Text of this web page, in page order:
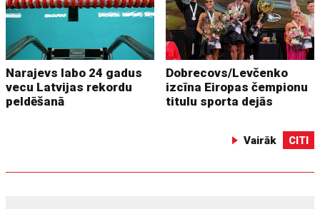
Narajevs labo 24 gadus
vecu Latvijas rekordu
peldēšanā
Dobrecovs/Levčenko
izcīna Eiropas čempionu
titulu sporta dejās
Vairāk CITI